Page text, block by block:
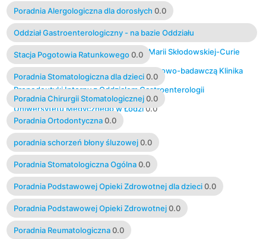
Poradnia Alergologiczna dla dorosłych 0.0
Oddział Gastroenterologiczny - na bazie Oddziału
Gastroenterologicznego Szpitala im. Marii Skłodowskiej-Curie
prowadzi działalność dydaktyczną i naukowo-badawczą Klinika
Propedeutyki Interny z Oddziałem Gastroenterologii
Uniwersytetu Medycznego w Łodzi0.0
Stacja Pogotowia Ratunkowego 0.0
Poradnia Stomatologiczna dla dzieci 0.0
Poradnia Chirurgii Stomatologicznej 0.0
Poradnia Ortodontyczna 0.0
poradnia schorzeń błony śluzowej 0.0
Poradnia Stomatologiczna Ogólna 0.0
Poradnia Podstawowej Opieki Zdrowotnej dla dzieci 0.0
Poradnia Podstawowej Opieki Zdrowotnej 0.0
Poradnia Reumatologiczna 0.0